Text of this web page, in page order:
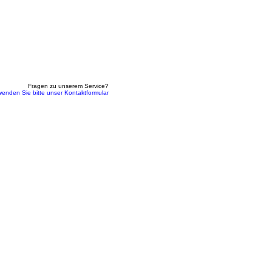
Fragen zu unserem Service?
Sie bitte unser Kontaktformular